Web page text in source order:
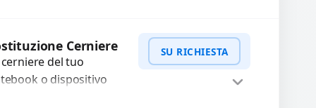
Ripristiniamo
estetico e...
WhatsApp
Cerniere
cerniere del tuo
o dispositivo
SU RICHIESTA